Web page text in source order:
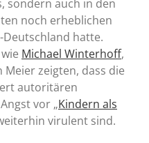
sondern auch in den
noch erheblichen
Deutschland hatte.
Michael Winterhoff,
zeigten, dass die
autoritären
vor „Kindern als
virulent sind.